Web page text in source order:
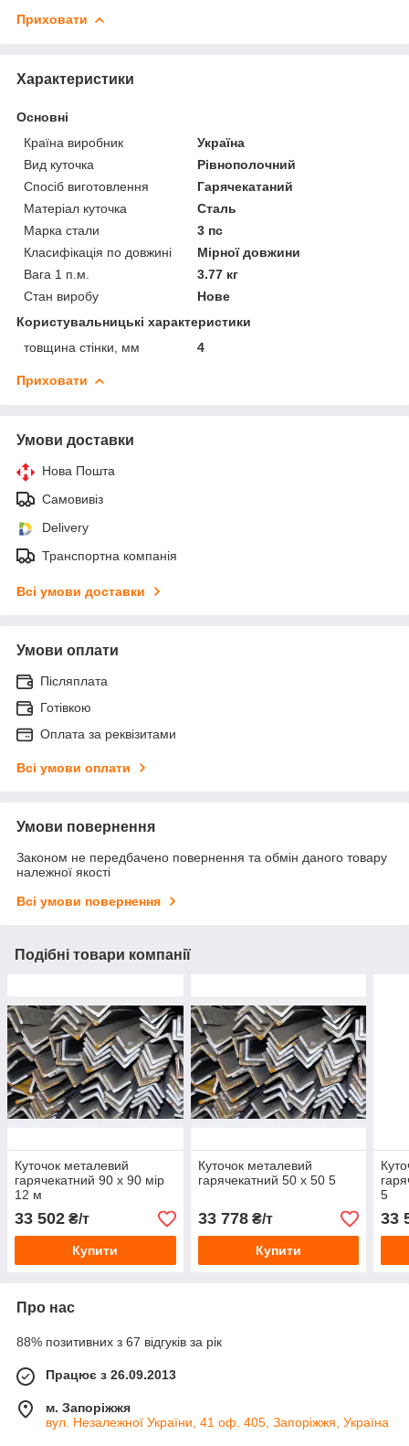
Приховати
Характеристики
Основні
Країна виробник
Україна
Вид куточка
Рівнополочний
Спосіб виготовлення
Гарячекатаний
Матеріал куточка
Сталь
Марка стали
3 пс
Класифікація по довжині
Мірної довжини
Вага 1 п.м.
3.77 кг
Стан виробу
Нове
Користувальницькі характеристики
товщина стінки, мм
4
Приховати
Умови доставки
Нова Пошта
Самовивіз
Delivery
Транспортна компанія
Всі умови доставки
Умови оплати
Післяплата
Готівкою
Оплата за реквізитами
Всі умови оплати
Умови повернення
Законом не передбачено повернення та обмін даного товару
належної якості
Всі умови повернення
Подібні товари компанії
Куточок металевий
гарячекатний 90 х 90 мір
12 м
33 502 ₴/т
Купити
Куточок металевий
гарячекатний 50 х 50 5
33 778₴/т
Купити
5
33
Про нас
88% позитивних з 67 відгуків за рік
Працює з 26.09.2013
м. Запоріжжя
вул. Незалежної України, 41 оф. 405, Запоріжжя, Україна